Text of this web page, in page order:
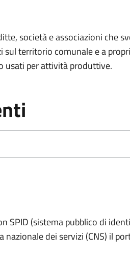
società e associazioni che
territorio comunale e a
usati per attività produttive.
SPID (sistema pubblico di
nazionale dei servizi (CNS) il